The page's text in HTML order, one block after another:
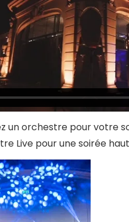
un orchestre pour votre
Live pour une soirée